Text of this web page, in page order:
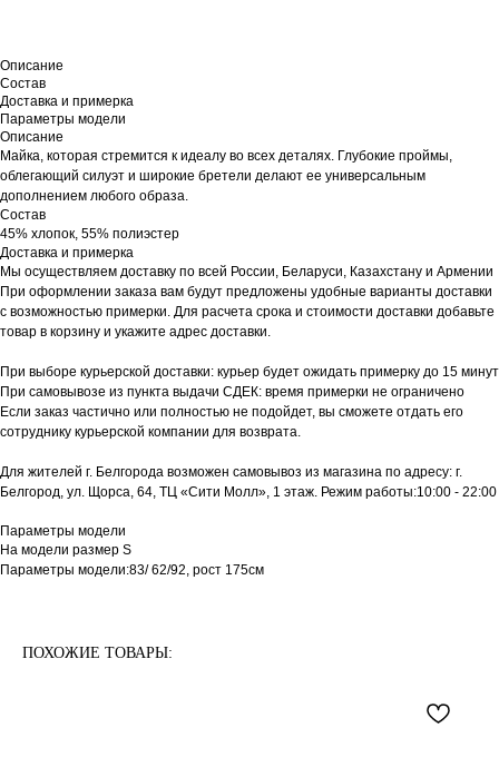
Описание
Состав
Доставка и примерка
Параметры модели
Описание
Майка, которая стремится к идеалу во всех деталях. Глубокие проймы,
облегающий силуэт и широкие бретели делают ее универсальным
дополнением любого образа.
Состав
45% хлопок, 55% полиэстер
Доставка и примерка
Мы осуществляем доставку по всей России, Беларуси, Казахстану и Армении
При оформлении заказа вам будут предложены удобные варианты доставки
с возможностью примерки. Для расчета срока и стоимости доставки добавьте
товар в корзину и укажите адрес доставки.
При выборе курьерской доставки: курьер будет ожидать примерку до 15 минут
При самовывозе из пункта выдачи СДЕК: время примерки не ограничено
Если заказ частично или полностью не подойдет, вы сможете отдать его
сотруднику курьерской компании для возврата.
Для жителей г. Белгорода возможен самовывоз из магазина по адресу: г.
Белгород, ул. Щорса, 64, ТЦ «Сити Молл», 1 этаж. Режим работы:10:00 - 22:00
Параметры модели
На модели размер S
Параметры модели:83/ 62/92, рост 175см
ПОХОЖИЕ ТОВАРЫ: